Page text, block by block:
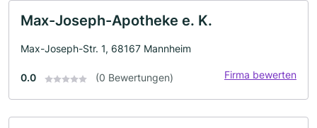
Max-Joseph-Apotheke e. K.
Max-Joseph-Str. 1, 68167 Mannheim
0.0 (0 Bewertungen) Firma bewerten